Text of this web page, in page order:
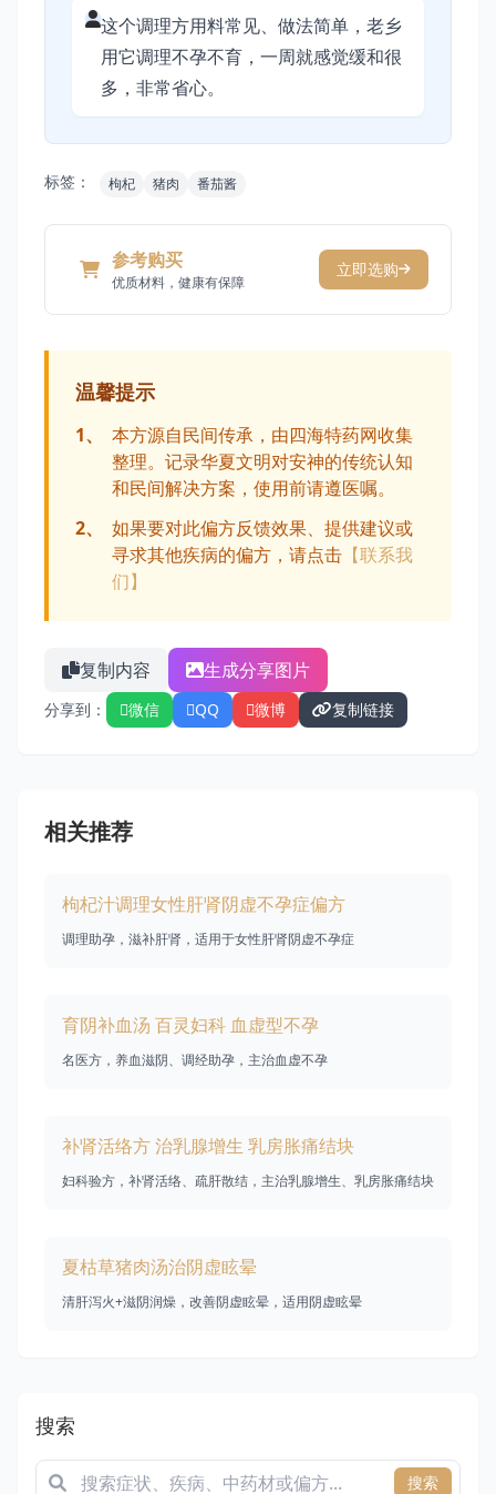
这个调理方用料常见、做法简单，老乡
用它调理不孕不育，一周就感觉缓和很
多，非常省心。
标签： 枸杞 猪肉 番茄酱
参考购买
优质材料，健康有保障
立即选购
温馨提示
1、
本方源自民间传承，由四海特药网收集
整理。记录华夏文明对安神的传统认知
和民间解决方案，使用前请遵医嘱。
2、
如果要对此偏方反馈效果、提供建议或
寻求其他疾病的偏方，请点击 【联系我
们】
复制内容 生成分享图片
分享到： 微信 QQ 微博 复制链接
相关推荐
枸杞汁调理女性肝肾阴虚不孕症偏方
调理助孕，滋补肝肾，适用于女性肝肾阴虚不孕症
育阴补血汤 百灵妇科 血虚型不孕
名医方，养血滋阴、调经助孕，主治血虚不孕
补肾活络方 治乳腺增生 乳房胀痛结块
妇科验方，补肾活络、疏肝散结，主治乳腺增生、乳房胀痛结块
夏枯草猪肉汤治阴虚眩晕
清肝泻火+滋阴润燥，改善阴虚眩晕，适用阴虚眩晕
搜索
搜索